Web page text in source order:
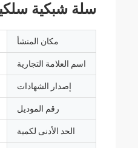
سلة شبكية
مكان المنشأ
اسم العلامة التجارية
إصدار الشهادات
رقم الموديل
الحد الأدنى لكمية